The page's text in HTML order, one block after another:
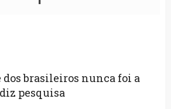
dos brasileiros nunca foi a
pesquisa